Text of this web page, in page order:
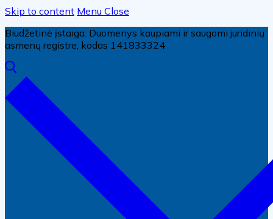
Skip to content Menu Close
Biudžetinė įstaiga. Duomenys kaupiami ir saugomi juridinių
asmenų registre, kodas 141833324